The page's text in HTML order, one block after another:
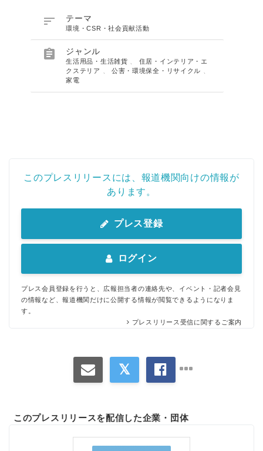
 テーマ
環境・CSR・社会貢献活動
 ジャンル
生活用品・生活雑貨 、 住居・インテリア・エ
クステリア 、 公害・環境保全・リサイクル 、
家電
このプレスリリースには、報道機関向けの情報が
あります。
プレス登録
ログイン
プレス会員登録を行うと、広報担当者の連絡先や、イベント・記者会見
の情報など、報道機関だけに公開する情報が閲覧できるようになりま
す。
プレスリリース受信に関するご案内
このプレスリリースを配信した企業・団体